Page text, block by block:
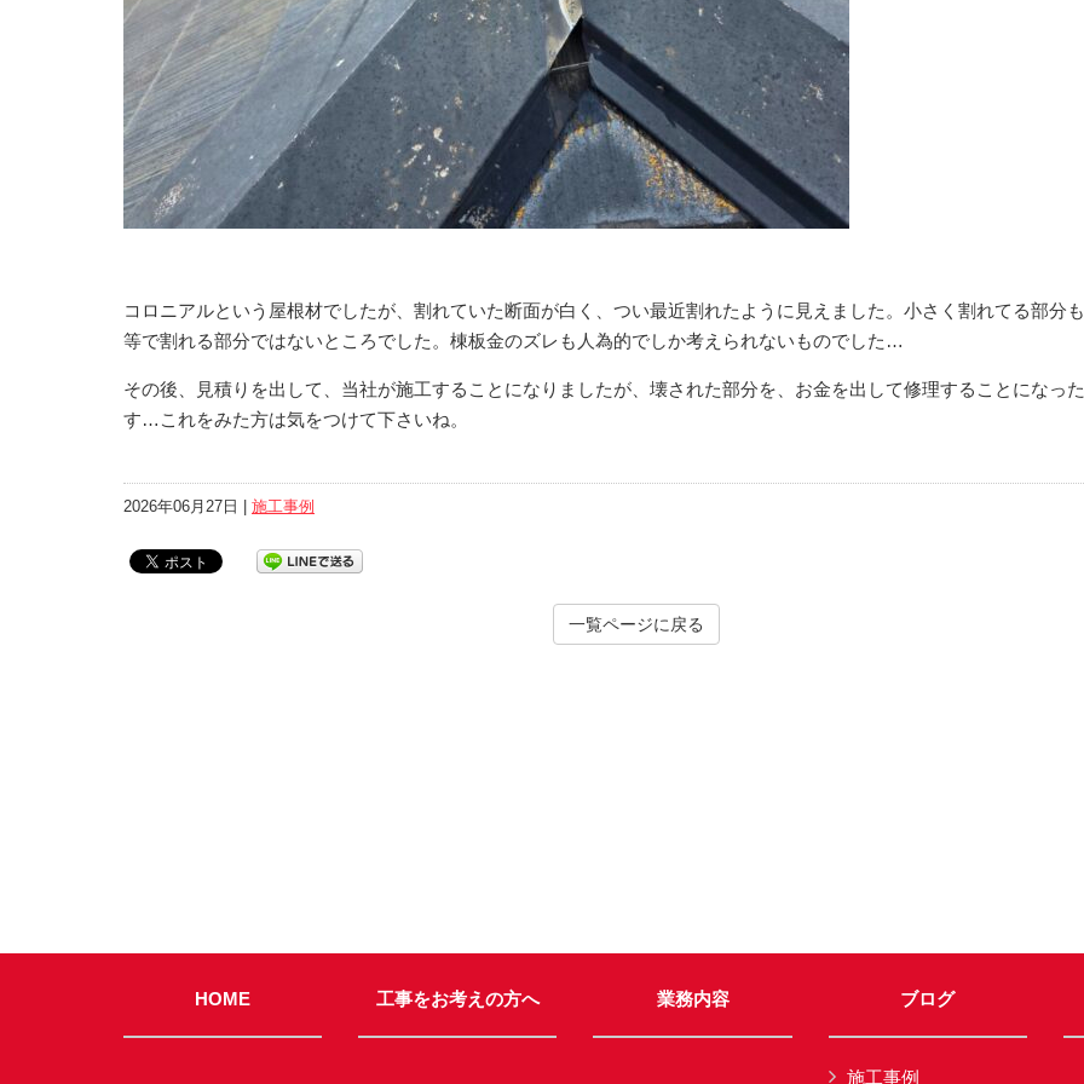
コロニアルという屋根材でしたが、割れていた断面が白く、つい最近割れたように見えました。小さく割れてる部分
等で割れる部分ではないところでした。棟板金のズレも人為的でしか考えられないものでした…
その後、見積りを出して、当社が施工することになりましたが、壊された部分を、お金を出して修理することになっ
す…これをみた方は気をつけて下さいね。
2026年06月27日 | 施工事例
一覧ページに戻る
HOME 工事をお考えの方へ 業務内容 ブログ
施工事例